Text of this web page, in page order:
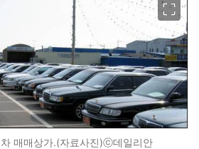
매매상가.(자료사진)ⓒ데일리안